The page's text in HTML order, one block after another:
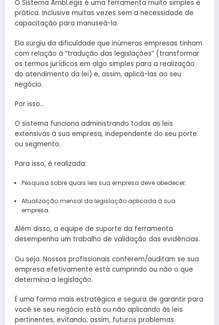
O Sistema AmbLegis é uma ferramenta muito simples e
prática. Inclusive muitas vezes sem a necessidade de
capacitação para manuseá-la.
Ela surgiu da dificuldade que inúmeras empresas tinham
com relação à “tradução das legislações” (transformar
os termos jurídicos em algo simples para a realização
do atendimento da lei) e, assim, aplicá-las ao seu
negócio.
Por isso…
O sistema funciona administrando todas as leis
extensivas à sua empresa, independente do seu porte
ou segmento.
Para isso, é realizada:
Pesquisa sobre quais leis sua empresa deve obedecer;
Atualização mensal da legislação aplicada à sua
empresa.
Além disso, a equipe de suporte da ferramenta
desempenha um trabalho de validação das evidências.
Ou seja. Nossos profissionais conferem/auditam se sua
empresa efetivamente está cumprindo ou não o que
determina a legislação.
É uma forma mais estratégica e segura de garantir para
você se seu negócio está ou não aplicando às leis
pertinentes, evitando, assim, futuros problemas.